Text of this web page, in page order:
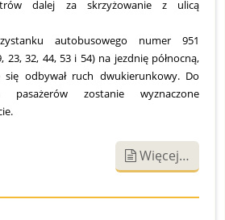
dalej za skrzyżowanie z ulicą
autobusowego numer 951
23, 32, 44, 53 i 54) na jezdnię północną,
odbywał ruch dwukierunkowy. Do
pasażerów zostanie wyznaczone
Więcej…